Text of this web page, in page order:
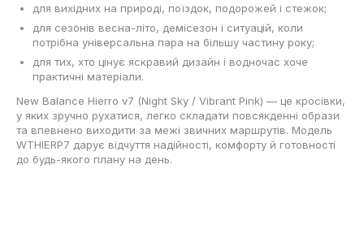
для вихідних на природі, поїздок, подорожей і стежок;
для сезонів весна-літо, демісезон і ситуацій, коли
потрібна універсальна пара на більшу частину року;
для тих, хто цінує яскравий дизайн і водночас хоче
практичні матеріали.
New Balance Hierro v7 (Night Sky / Vibrant Pink) — це кросівки,
у яких зручно рухатися, легко складати повсякденні образи
та впевнено виходити за межі звичних маршрутів. Модель
WTHIERP7 дарує відчуття надійності, комфорту й готовності
до будь-якого плану на день.